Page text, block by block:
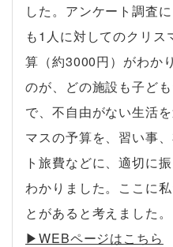
した。アンケート調査
も1人に対してのクリ
算（約3000円）がわか
のが、どの施設も子ど
で、不自由がない生活
マスの予算を、習い事
ト旅費などに、適切に
わかりました。ここに
とがあると考えました。
▶︎WEBページはこちら